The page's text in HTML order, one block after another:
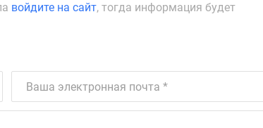
войдите на сайт, тогда информация будет